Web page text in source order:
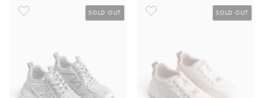
SOLD OUT SOLD OUT